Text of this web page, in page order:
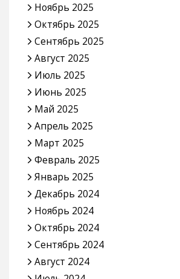
Ноябрь 2025
Октябрь 2025
Сентябрь 2025
Август 2025
Июль 2025
Июнь 2025
Май 2025
Апрель 2025
Март 2025
Февраль 2025
Январь 2025
Декабрь 2024
Ноябрь 2024
Октябрь 2024
Сентябрь 2024
Август 2024